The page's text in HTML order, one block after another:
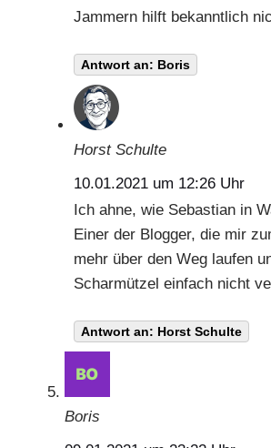
Jammern hilft bekanntlich
Antwort an: Boris
Horst Schulte
10.01.2021 um 12:26 Uhr
Ich ahne, wie Sebastian in
Einer der Blogger, die mir
mehr über den Weg laufen
Scharmützel einfach nicht
Antwort an: Horst Schulte
Boris